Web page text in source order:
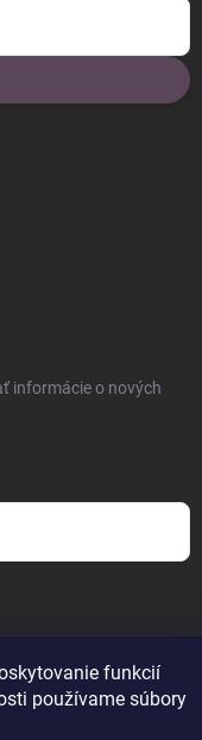
funkcií
používame súbory
informácie o nových